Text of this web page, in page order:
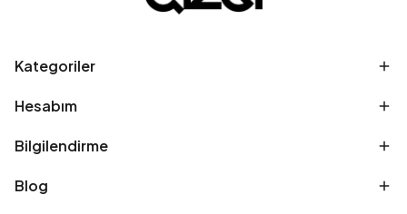
Kategoriler
Hesabım
Bilgilendirme
Blog